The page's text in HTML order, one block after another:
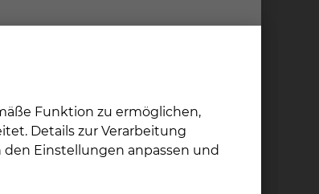
Funktion zu ermöglichen,
Details zur Verarbeitung
Einstellungen anpassen und